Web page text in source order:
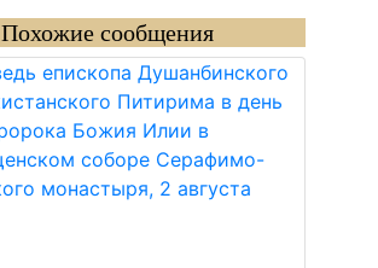
Похожие сообщения